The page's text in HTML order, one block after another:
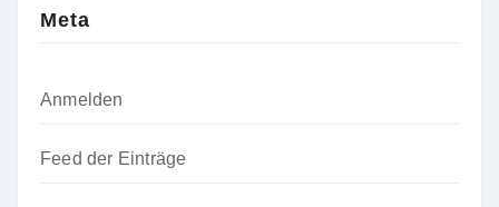
Meta
Anmelden
Feed der Einträge